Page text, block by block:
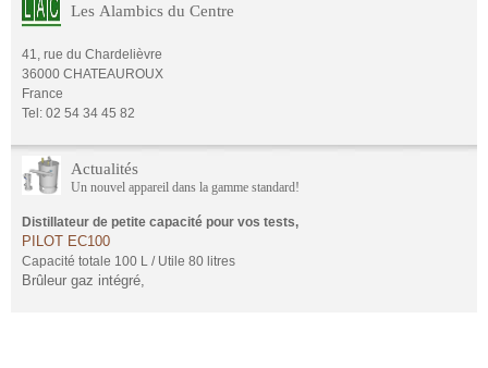
Les Alambics du Centre
41, rue du Chardelièvre
36000 CHATEAUROUX
France
Tel: 02 54 34 45 82
Actualités
Un nouvel appareil dans la gamme standard!
Distillateur de petite capacité pour vos tests,
PILOT EC100
Capacité totale 100 L / Utile 80 litres
Brûleur gaz intégré,